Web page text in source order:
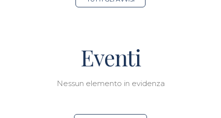
Eventi
Nessun elemento in evidenza